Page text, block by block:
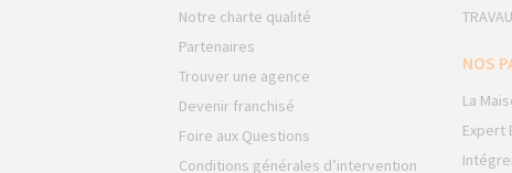
Notre charte qualité
Partenaires
Trouver une agence
Devenir franchisé
Foire aux Questions
Conditions générales d’intervention
NOS
La
Expert